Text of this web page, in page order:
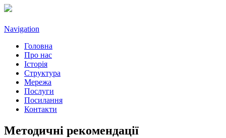
Navigation
Головна
Про нас
Історія
Структура
Мережа
Послуги
Посилання
Контакти
Методичні рекомендації